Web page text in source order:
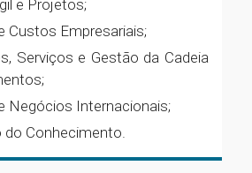
e Projetos;
Custos Empresariais;
Serviços e Gestão da Cadeia
Negócios Internacionais;
do Conhecimento.